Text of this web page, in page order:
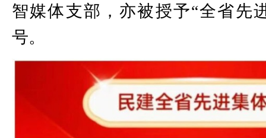
智媒体支部，亦被授予“全省先
号。